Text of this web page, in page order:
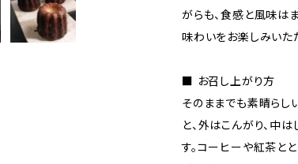
がらも、食感と風味は
味わいをお楽しみいた
■ お召し上がり方
そのままでも素晴らし
と、外はこんがり、中
す。コーヒーや紅茶と